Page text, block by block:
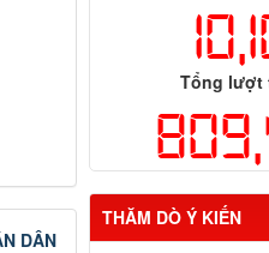
DÂN
Tổng lượt
THĂM DÒ Ý KIẾN